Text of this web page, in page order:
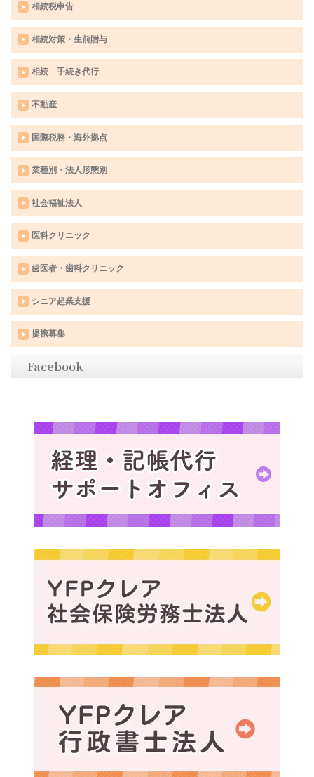
相続税申告
相続対策・生前贈与
相続 手続き代行
不動産
国際税務・海外拠点
業種別・法人形態別
社会福祉法人
医科クリニック
歯医者・歯科クリニック
シニア起業支援
提携募集
Facebook